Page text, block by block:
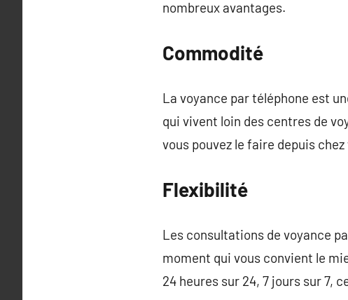
nombreux avantages.
Commodité
La voyance par téléphone est
qui vivent loin des centres de
vous pouvez le faire depuis
Flexibilité
Les consultations de voyance
moment qui vous convient le
24 heures sur 24, 7 jours sur 7,